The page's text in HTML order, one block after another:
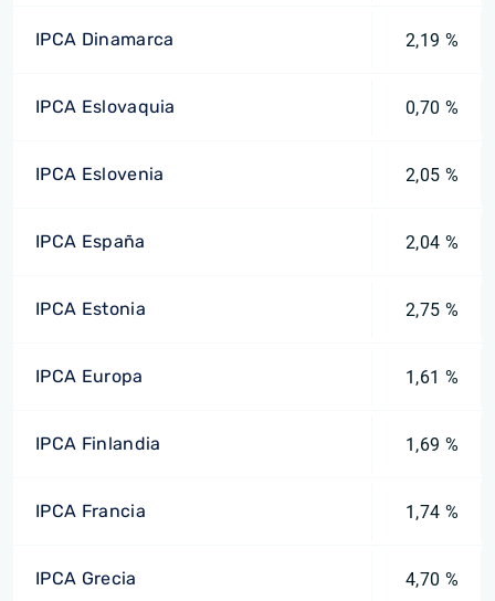
IPCA Dinamarca 2,19 %
IPCA Eslovaquia 0,70 %
IPCA Eslovenia 2,05 %
IPCA España 2,04 %
IPCA Estonia 2,75 %
IPCA Europa 1,61 %
IPCA Finlandia 1,69 %
IPCA Francia 1,74 %
IPCA Grecia 4,70 %